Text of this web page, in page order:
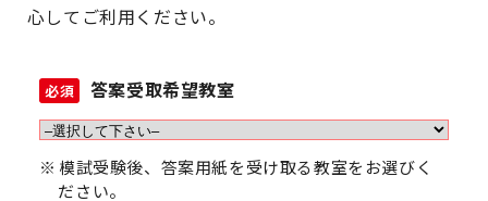
心してご利用ください。
必須 答案受取希望教室
模試受験後、答案用紙を受け取る教室をお選びく
ださい。